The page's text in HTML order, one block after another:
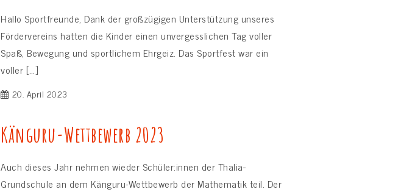
Hallo Sportfreunde, Dank der großzügigen Unterstützung unseres
Fördervereins hatten die Kinder einen unvergesslichen Tag voller
Spaß, Bewegung und sportlichem Ehrgeiz. Das Sportfest war ein
voller […]
20. April 2023
Känguru-Wettbewerb 2023
Auch dieses Jahr nehmen wieder Schüler:innen der Thalia-
Grundschule an dem Känguru-Wettbewerb der Mathematik teil. Der